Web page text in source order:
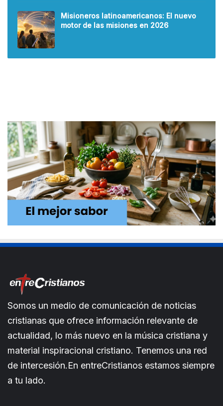
Misioneros latinoamericanos: El nuevo
motor de las misiones en 2026
Somos un medio de comunicación de noticias
cristianas que ofrece información relevante de
actualidad, lo más nuevo en la música cristiana y
material inspiracional cristiano. Tenemos una red
de intercesión.En entreCristianos estamos siempre
a tu lado.